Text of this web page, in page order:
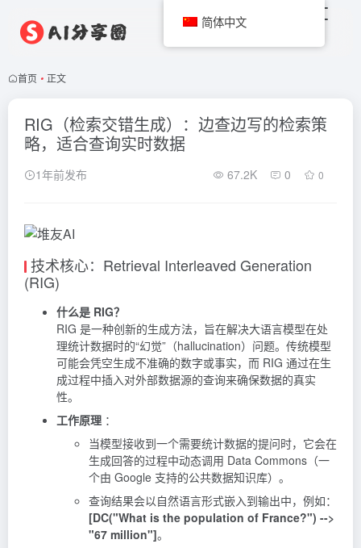
首页 • 正文
RIG（检索交错生成）：边查边写的检索策
略，适合查询实时数据
1年前发布 67.2K 0 0
技术核心：Retrieval Interleaved Generation
(RIG)
什么是 RIG？
RIG 是一种创新的生成方法，旨在解决大语言模型在处
理统计数据时的“幻觉”（hallucination）问题。传统模型
可能会凭空生成不准确的数字或事实，而 RIG 通过在生
成过程中插入对外部数据源的查询来确保数据的真实
性。
工作原理 ：
当模型接收到一个需要统计数据的提问时，它会在
生成回答的过程中动态调用 Data Commons（一
个由 Google 支持的公共数据知识库）。
查询结果会以自然语言形式嵌入到输出中，例如：
[DC("What is the population of France?") -->
"67 million"]。
简体中文